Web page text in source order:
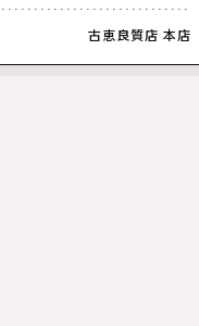
古恵良質店 本店